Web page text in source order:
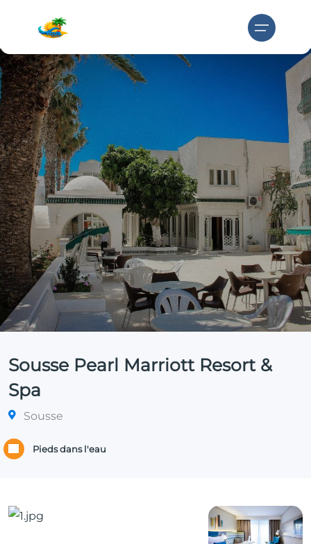
Sousse Pearl Marriott Resort &
Spa
Sousse
Pieds dans l'eau